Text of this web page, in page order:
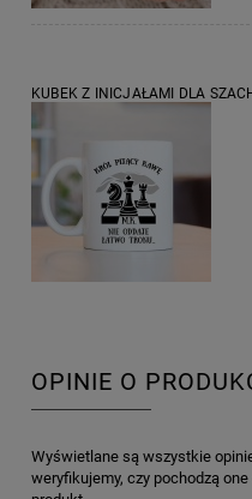
KUBEK Z INICJAŁAMI DLA
OPINIE O
Wyświetlane są wszystkie
weryfikujemy, czy pochodzą